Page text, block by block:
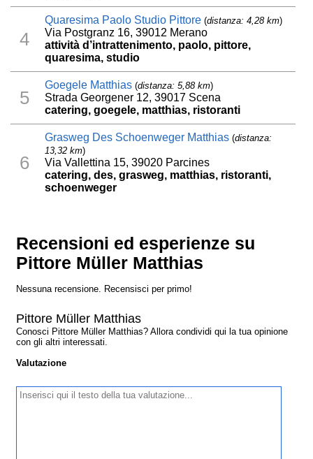
4
Quaresima Paolo Studio Pittore (distanza: 4,28 km)
Via Postgranz 16, 39012 Merano
attività d’intrattenimento, paolo, pittore,
quaresima, studio
5
Goegele Matthias (distanza: 5,88 km)
Strada Georgener 12, 39017 Scena
catering, goegele, matthias, ristoranti
6
Grasweg Des Schoenweger Matthias (distanza:
13,32 km)
Via Vallettina 15, 39020 Parcines
catering, des, grasweg, matthias, ristoranti,
schoenweger
Recensioni ed esperienze su
Pittore Müller Matthias
Nessuna recensione. Recensisci per primo!
Pittore Müller Matthias
Conosci Pittore Müller Matthias? Allora condividi qui la tua opinione
con gli altri interessati.
Valutazione